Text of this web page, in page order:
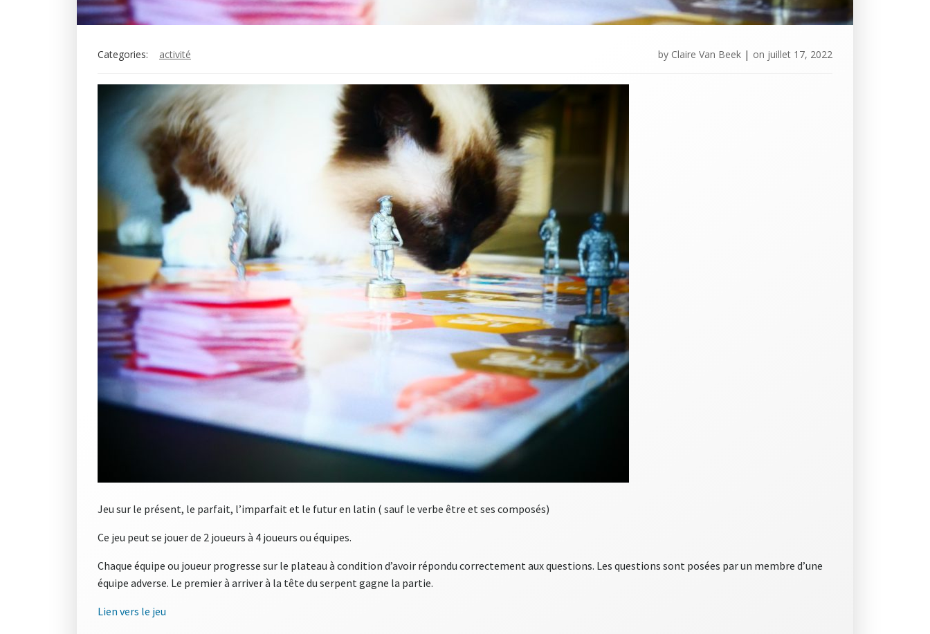
Categories: activité by Claire Van Beek | on juillet 17, 2022
Jeu sur le présent, le parfait, l’imparfait et le futur en latin ( sauf le verbe être et ses composés)
Ce jeu peut se jouer de 2 joueurs à 4 joueurs ou équipes.
Chaque équipe ou joueur progresse sur le plateau à condition d’avoir répondu correctement aux questions. Les questions sont posées par un membre d’une
équipe adverse. Le premier à arriver à la tête du serpent gagne la partie.
Lien vers le jeu